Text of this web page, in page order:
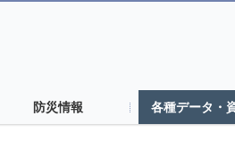
防災情報 各種データ・